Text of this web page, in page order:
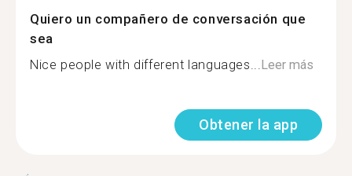
Quiero un compañero de conversación que
sea
Nice people with different languages...Leer más
Obtener la app